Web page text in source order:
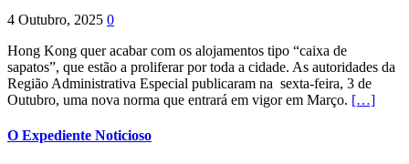
4 Outubro, 2025 0
Hong Kong quer acabar com os alojamentos tipo “caixa de
sapatos”, que estão a proliferar por toda a cidade. As autoridades da
Região Administrativa Especial publicaram na sexta-feira, 3 de
Outubro, uma nova norma que entrará em vigor em Março. […]
O Expediente Noticioso